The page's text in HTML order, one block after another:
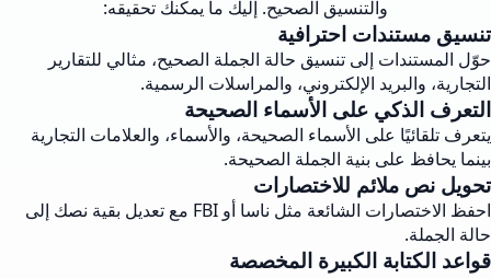
والتنسيق الصحيح. إليك ما يمكنك تحقيقه:
تنسيق مستندات احترافية
حوّل المستندات إلى تنسيق حالة الجملة الصحيح، مثالي للتقارير
التجارية، والبريد الإلكتروني، والمراسلات الرسمية.
التعرف الذكي على الأسماء الصحيحة
يتعرف تلقائيًا على الأسماء الصحيحة، والأسماء، والعلامات التجارية
بينما يحافظ على بنية الجملة الصحيحة.
تحويل نص ملائم للاختصارات
احفظ الاختصارات الشائعة مثل ناسا أو FBI مع تعديل بقية نصك إلى
حالة الجملة.
قواعد الكتابة الكبيرة المخصصة